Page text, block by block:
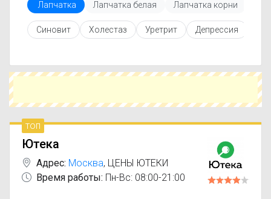
инструкцией по применению, показаниями и
противопоказаниями. При необходимости вы
можете подобрать аналоги Лапчатка с
Чтобы купить Лапчатка в ближайшей аптеке,
укажите свой город и сравните предложения.
оптимальный вариант по цене и наличию.
Лапчатка Лапчатка белая Лапчатка корни
Синовит Холестаз Уретрит Депрессия
топ
Ютека
Адрес: Москва, ЦЕНЫ ЮТЕКИ
Время работы: Пн-Вс: 08:00-21:00